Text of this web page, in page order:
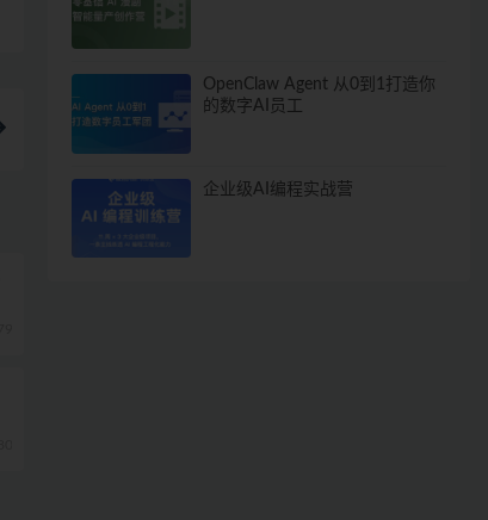
OpenClaw Agent 从0到1打造你
的数字AI员工
企业级AI编程实战营